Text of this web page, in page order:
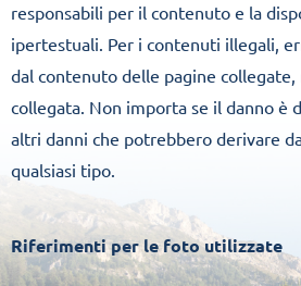
responsabili per il contenuto e la
ipertestuali. Per i contenuti illegali,
dal contenuto delle pagine
collegata. Non importa se il danno è
altri danni che potrebbero derivare
qualsiasi tipo.
Riferimenti per le foto utilizzate